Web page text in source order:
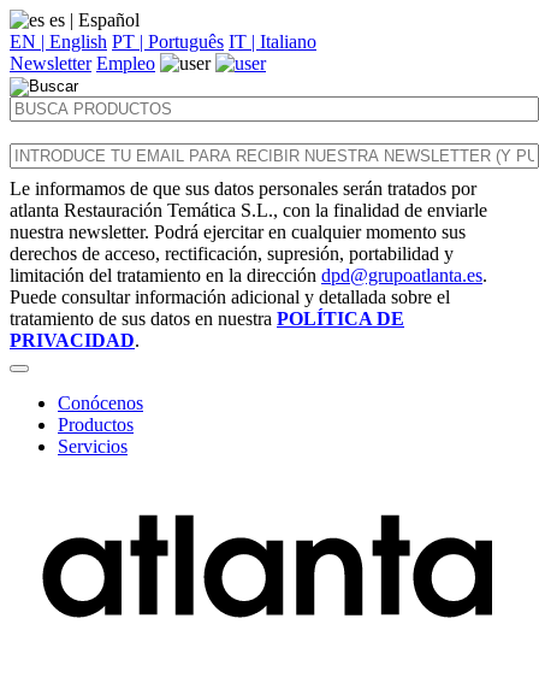
es | Español
EN | English PT | Português IT | Italiano
Newsletter Empleo
Le informamos de que sus datos personales serán tratados por
atlanta Restauración Temática S.L., con la finalidad de enviarle
nuestra newsletter. Podrá ejercitar en cualquier momento sus
derechos de acceso, rectificación, supresión, portabilidad y
limitación del tratamiento en la dirección dpd@grupoatlanta.es.
Puede consultar información adicional y detallada sobre el
tratamiento de sus datos en nuestra POLÍTICA DE
PRIVACIDAD.
Conócenos
Productos
Servicios